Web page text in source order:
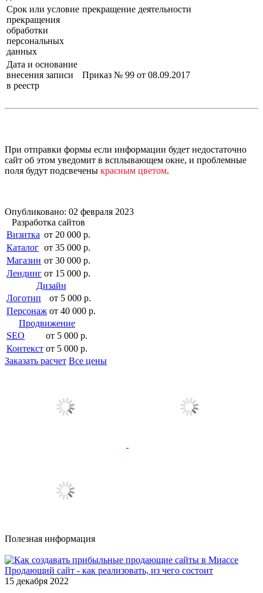
Срок или условие
прекращения
обработки
персональных
данных
прекращение деятельности
Дата и основание
внесения записи
в реестр
Приказ № 99 от 08.09.2017
При отправки формы если информации будет недостаточно
сайт об этом уведомит в всплывающем окне, и проблемные
поля будут подсвечены красным цветом.
Опубликовано: 02 февраля 2023
Разработка сайтов
Визитка от 20 000 р.
Каталог от 35 000 р.
Магазин от 30 000 р.
Лендинг от 15 000 р.
Дизайн
Логотип
от 5 000 р.
Персонаж от 40 000 р.
Продвижение
SEO
от 5 000 р.
Контекст от 5 000 р.
Заказать расчет Все цены
Полезная информация
Продающий сайт - как реализовать, из чего состоит
15 декабря 2022